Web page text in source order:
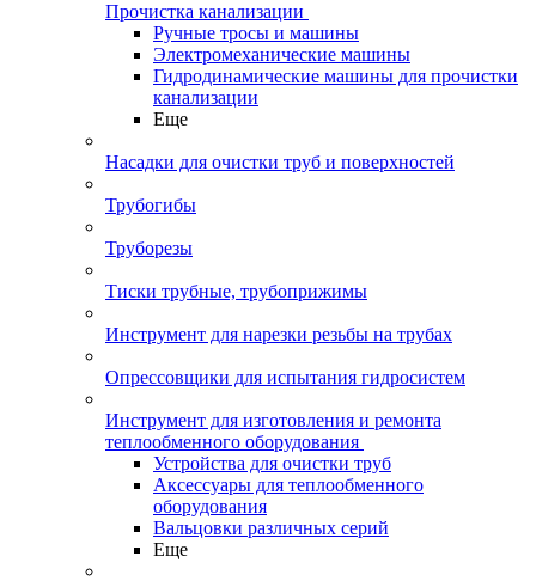
Прочистка канализации
Ручные тросы и машины
Электромеханические машины
Гидродинамические машины для прочистки
канализации
Еще
Насадки для очистки труб и поверхностей
Трубогибы
Труборезы
Тиски трубные, трубоприжимы
Инструмент для нарезки резьбы на трубах
Опрессовщики для испытания гидросистем
Инструмент для изготовления и ремонта
теплообменного оборудования
Устройства для очистки труб
Аксессуары для теплообменного
оборудования
Вальцовки различных серий
Еще